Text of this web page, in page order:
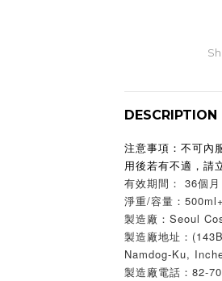
DESCRIPTION
注意事項：不可內
用後若有不適，請
有效期間： 36個月
淨重/容量：
製造廠：Seoul
製造廠地址：
Namdog-Ku,
製造廠電話：82-